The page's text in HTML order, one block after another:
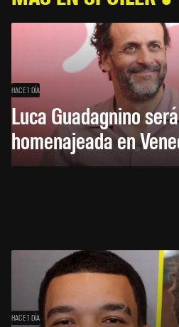
HACE 1 DÍA
Luca Guadagnino
homenajeada en
HACE 1 DÍA